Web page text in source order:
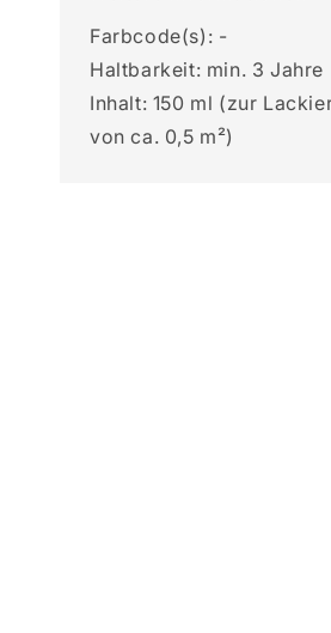
Farbcode(s): -
Haltbarkeit: min. 3 Jahre
Inhalt: 150 ml (zur
von ca. 0,5 m²)